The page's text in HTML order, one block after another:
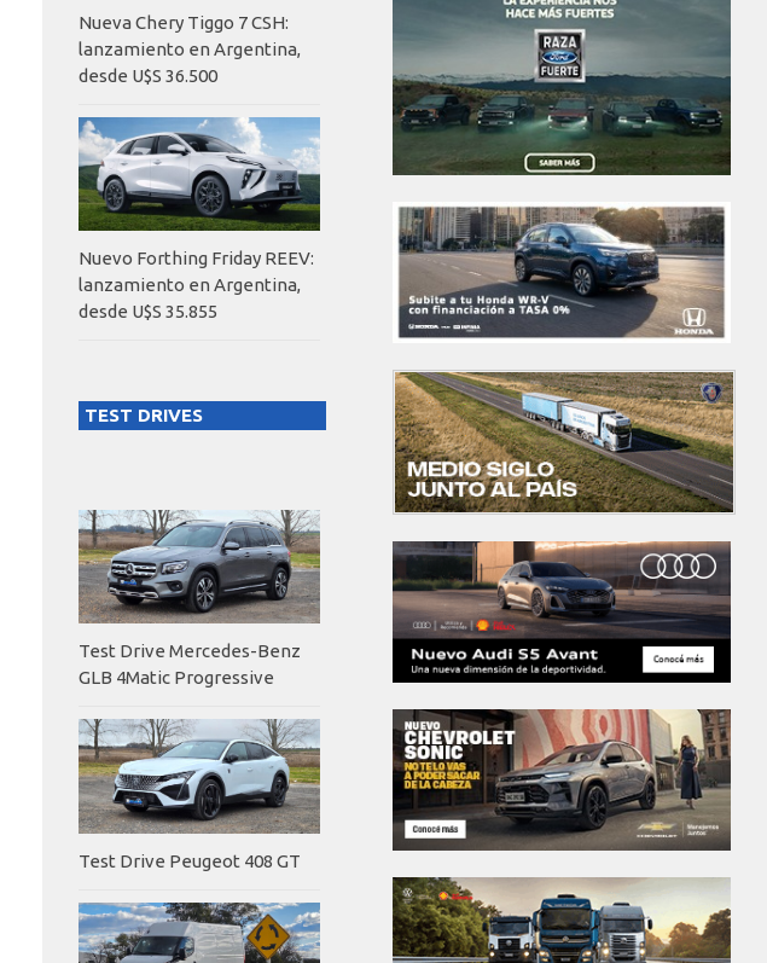
Nueva Chery Tiggo 7 CSH:
lanzamiento en Argentina,
desde U$S 36.500
Nuevo Forthing Friday REEV:
lanzamiento en Argentina,
desde U$S 35.855
TEST DRIVES
Test Drive Mercedes-Benz
GLB 4Matic Progressive
Test Drive Peugeot 408 GT